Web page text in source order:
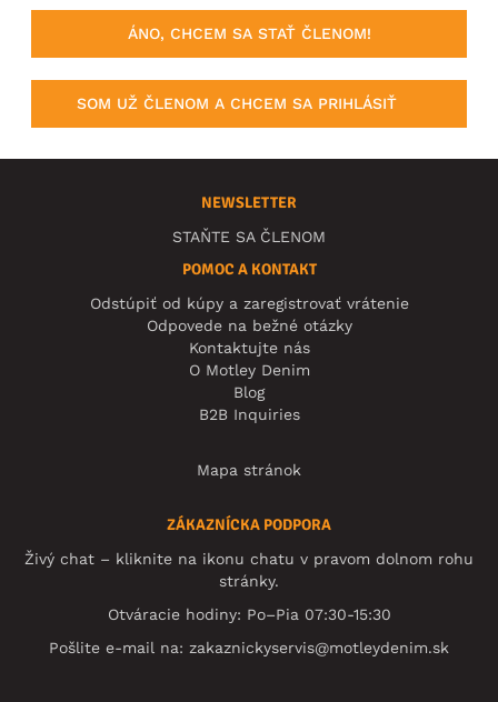
ÁNO, CHCEM SA STAŤ ČLENOM!
SOM UŽ ČLENOM A CHCEM SA PRIHLÁSIŤ
NEWSLETTER
STAŇTE SA ČLENOM
POMOC A KONTAKT
Odstúpiť od kúpy a zaregistrovať vrátenie
Odpovede na bežné otázky
Kontaktujte nás
O Motley Denim
Blog
B2B Inquiries
Mapa stránok
ZÁKAZNÍCKA PODPORA
Živý chat – kliknite na ikonu chatu v pravom dolnom rohu
stránky.
Otváracie hodiny: Po–Pia 07:30-15:30
Pošlite e-mail na: zakaznickyservis@motleydenim.sk